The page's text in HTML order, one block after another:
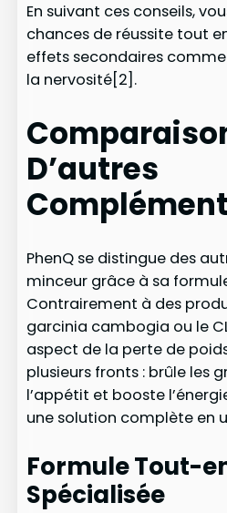
En suivant ces conseils,
chances de réussite tout
effets secondaires
la nervosité[2].
D’autres
PhenQ se distingue des
minceur grâce à sa
Contrairement à des
garcinia cambogia ou le
aspect de la perte de
plusieurs fronts : brûle les
l’appétit et booste
une solution complète en
Formule Tout-
Spécialisée